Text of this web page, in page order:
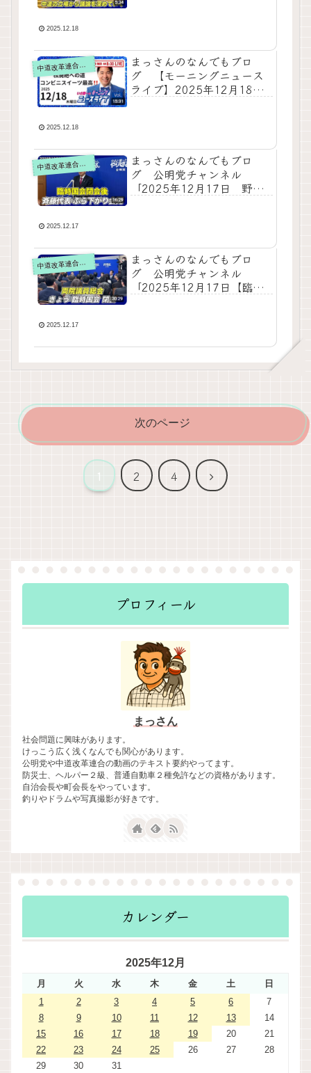
2025.12.18
中道改革連合の動画をテキスト要約
まっさんのなんでもブロ
グ 【モーニングニュース
ライブ】2025年12月18日
ュースチェック【 10分解説
/ 政治ニュース / 生配信 】
をテキスト要約
2025.12.18
中道改革連合の動画をテキスト要約
まっさんのなんでもブロ
グ 公明党チャンネル
「2025年12月17日 野
ト要約
2025.12.17
中道改革連合の動画をテキスト要約
まっさんのなんでもブロ
グ 公明党チャンネル
「2025年12月17日【臨時
2025.12.17
次のページ
1 2 4
次
プロフィール
まっさん
社会問題に興味があります。
けっこう広く浅くなんでも関心があります。
公明党や中道改革連合の動画のテキスト要約やってます。
防災士、ヘルパー２級、普通自動車２種免許などの資格があります。
自治会長や町会長をやっています。
釣りやドラムや写真撮影が好きです。
カレンダー
2025年12月
月 火 水 木 金 土
日
1
2 3 4 5 6
7
8
9 10 11 12 13
14
15
16 17 18 19 20
21
22
23 24 25 26 27
28
29
30 31